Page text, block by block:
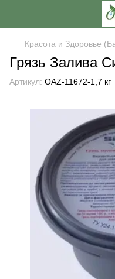
Красота и Здоровье
Грязь Залива
Артикул: OAZ-11672-1,7 кг